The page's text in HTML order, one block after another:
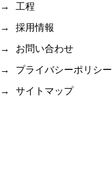
工程
採用情報
お問い合わせ
プライバシーポリシー
サイトマップ